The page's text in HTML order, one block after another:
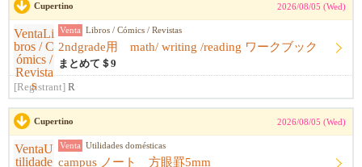
Cupertino 2026/08/05 (Wed)
Venta Libros / Cómics / Revistas
2ndgrade用 math/ writing /reading ワークブック
まとめて＄9
[Registrant] R
Cupertino 2026/08/05 (Wed)
Venta Utilidades domésticas
campus ノート 方眼罫5mm